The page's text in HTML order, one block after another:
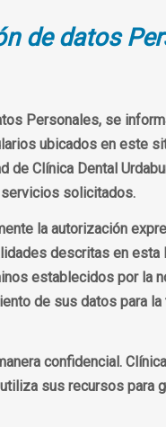
de datos
Personales, se
ubicados en este
Clínica Dental
solicitados.
la autorización
descritas en
establecidos por la
de sus datos para
confidencial.
sus recursos para